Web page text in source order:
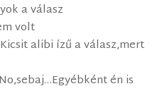
a válasz
volt
alibi ízű a válasz,mert
én is